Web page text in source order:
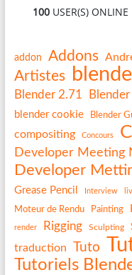
100 USER(S) ONLINE
addon Addons
Artistes
Blender 2.71
blender cookie Blender
compositing Concours
Developer Meeting
Developer
Grease Pencil Interview
Moteur de Rendu Painting
render Rigging Sculpting
traduction Tuto
Tutoriels